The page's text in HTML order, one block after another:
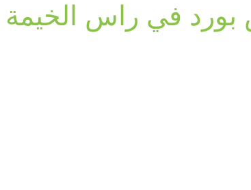
في راس الخيمة